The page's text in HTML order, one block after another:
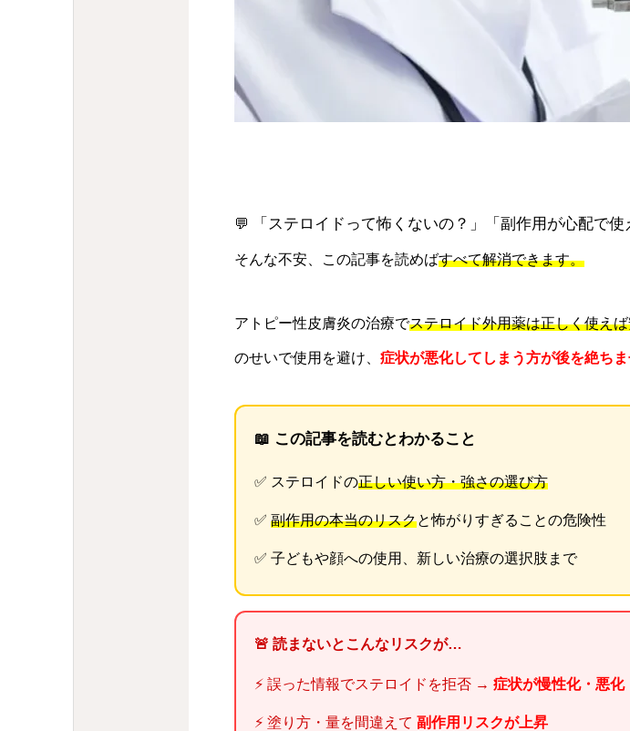
💬 「ステロイドって怖くないの？」「副作用が心配で使
そんな不安、この記事を読めばすべて解消できます。
アトピー性皮膚炎の治療でステロイド外用薬は正しく使え
のせいで使用を避け、 症状が悪化してしまう方が後を絶ちま
📖 この記事を読むとわかること
✅ ステロイドの正しい使い方・強さの選び方
✅ 副作用の本当のリスクと怖がりすぎることの危険性
✅ 子どもや顔への使用、新しい治療の選択肢まで
🚨 読まないとこんなリスクが…
⚡ 誤った情報でステロイドを拒否 → 症状が慢性化・悪化
⚡ 塗り方・量を間違えて 副作用リスクが上昇